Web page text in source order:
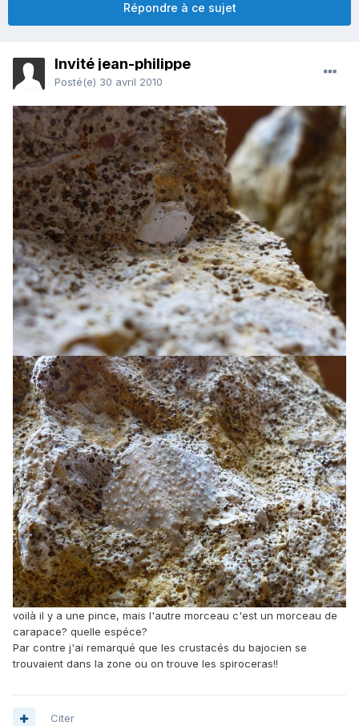
Répondre à ce sujet
Invité jean-philippe
Posté(e) 30 avril 2010
voilà il y a une pince, mais l'autre morceau c'est un morceau de
carapace? quelle espéce?
Par contre j'ai remarqué que les crustacés du bajocien se
trouvaient dans la zone ou on trouve les spiroceras!!
Citer